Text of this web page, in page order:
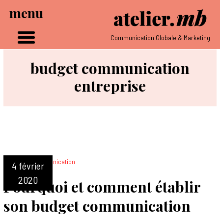
Communication Globale & Marketing
budget communication
entreprise
Pourquoi et comment établir
son budget communication
4 février
2020
menu